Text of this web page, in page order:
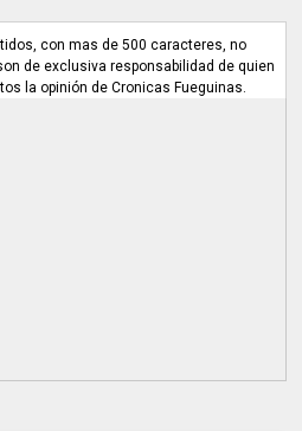
con mas de 500 caracteres, no
de exclusiva responsabilidad de quien
la opinión de Cronicas Fueguinas.